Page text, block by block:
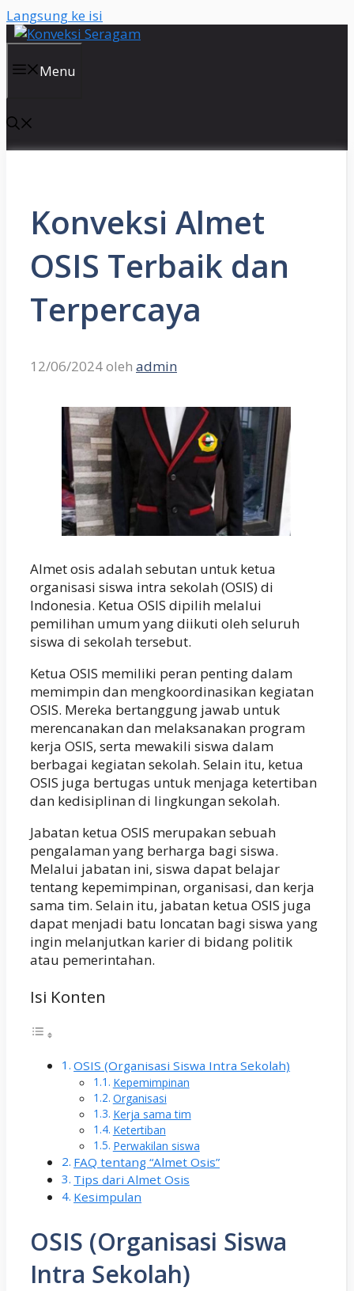
Langsung ke isi
Menu
Konveksi Almet
OSIS Terbaik dan
Terpercaya
12/06/2024oleh admin
Almet osis adalah sebutan untuk ketua
organisasi siswa intra sekolah (OSIS) di
Indonesia. Ketua OSIS dipilih melalui
pemilihan umum yang diikuti oleh seluruh
siswa di sekolah tersebut.
Ketua OSIS memiliki peran penting dalam
memimpin dan mengkoordinasikan kegiatan
OSIS. Mereka bertanggung jawab untuk
merencanakan dan melaksanakan program
kerja OSIS, serta mewakili siswa dalam
berbagai kegiatan sekolah. Selain itu, ketua
OSIS juga bertugas untuk menjaga ketertiban
dan kedisiplinan di lingkungan sekolah.
Jabatan ketua OSIS merupakan sebuah
pengalaman yang berharga bagi siswa.
Melalui jabatan ini, siswa dapat belajar
tentang kepemimpinan, organisasi, dan kerja
sama tim. Selain itu, jabatan ketua OSIS juga
dapat menjadi batu loncatan bagi siswa yang
ingin melanjutkan karier di bidang politik
atau pemerintahan.
Isi Konten
OSIS (Organisasi Siswa Intra Sekolah)
Kepemimpinan
Organisasi
Kerja sama tim
Ketertiban
Perwakilan siswa
FAQ tentang “Almet Osis”
Tips dari Almet Osis
Kesimpulan
OSIS (Organisasi Siswa
Intra Sekolah)